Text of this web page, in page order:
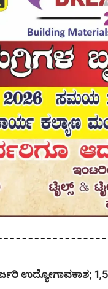
ಉದ್ಯೋಗಾವಕಾಶ;